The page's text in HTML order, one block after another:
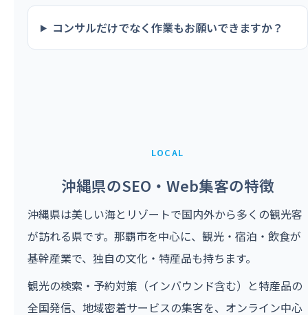
コンサルだけでなく作業もお願いできますか？
LOCAL
沖縄県のSEO・Web集客の特徴
沖縄県は美しい海とリゾートで国内外から多くの観光客
が訪れる県です。那覇市を中心に、観光・宿泊・飲食が
基幹産業で、独自の文化・特産品も持ちます。
観光の検索・予約対策（インバウンド含む）と特産品の
全国発信、地域密着サービスの集客を、オンライン中心